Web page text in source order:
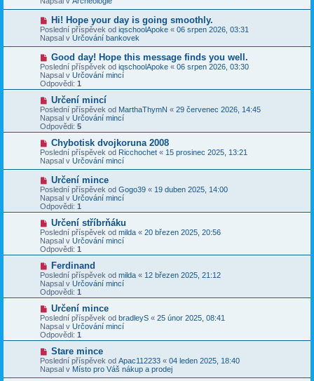
k
s
p
v
e
k
ý
p
í
s
p
ě
v
e
k
N
o
v
ý
í
s
p
v
e
k
Hi! Hope your day is going smoothly.
Poslední příspěvek od iqschoolApoke « 06 srpen 2026, 03:31
Napsal v Určování bankovek
N
o
v
ý
p
s
p
ě
v
e
k
Good day! Hope this message finds you well.
Poslední příspěvek od iqschoolApoke « 06 srpen 2026, 03:30
Napsal v Určování mincí
Odpovědi: 1
N
o
v
ý
p
s
p
v
e
k
Určení mincí
Poslední příspěvek od MarthaThymN « 29 červenec 2026, 14:45
Napsal v Určování mincí
Odpovědi: 5
N
o
v
ý
p
í
s
p
v
e
k
Chybotisk dvojkoruna 2008
Poslední příspěvek od Ricchochet « 15 prosinec 2025, 13:21
Napsal v Určování mincí
N
o
v
ý
p
s
p
ě
v
e
k
Určení mince
Poslední příspěvek od Gogo39 « 19 duben 2025, 14:00
Napsal v Určování mincí
Odpovědi: 1
N
o
v
ý
p
s
p
ě
v
e
k
Určení stříbrňáku
Poslední příspěvek od milda « 20 březen 2025, 20:56
Napsal v Určování mincí
Odpovědi: 1
N
o
v
ý
p
s
p
ě
v
e
k
Ferdinand
Poslední příspěvek od milda « 12 březen 2025, 21:12
Napsal v Určování mincí
Odpovědi: 1
N
o
v
ý
p
s
p
Určení mince
Poslední příspěvek od bradleyS « 25 únor 2025, 08:41
Napsal v Určování mincí
Odpovědi: 1
N
o
v
ý
Stare mince
Poslední příspěvek od Apac112233 « 04 leden 2025, 18:40
Napsal v Místo pro Váš nákup a prodej